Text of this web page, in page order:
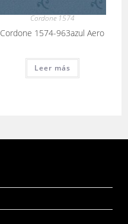
Cordone 1574
Cordone 1574-963azul Aero
Leer más